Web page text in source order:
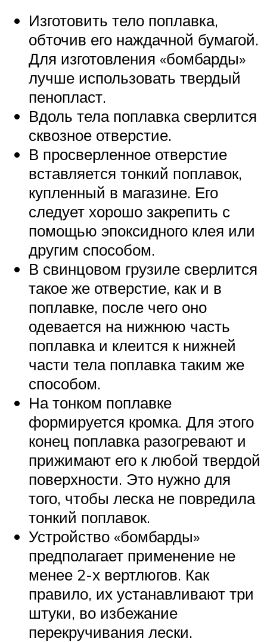
Изготовить тело поплавка,
обточив его наждачной бумагой.
Для изготовления «бомбарды»
лучше использовать твердый
пенопласт.
Вдоль тела поплавка сверлится
сквозное отверстие.
В просверленное отверстие
вставляется тонкий поплавок,
купленный в магазине. Его
следует хорошо закрепить с
помощью эпоксидного клея или
другим способом.
В свинцовом грузиле сверлится
такое же отверстие, как и в
поплавке, после чего оно
одевается на нижнюю часть
поплавка и клеится к нижней
части тела поплавка таким же
способом.
На тонком поплавке
формируется кромка. Для этого
конец поплавка разогревают и
прижимают его к любой твердой
поверхности. Это нужно для
того, чтобы леска не повредила
тонкий поплавок.
Устройство «бомбарды»
предполагает применение не
менее 2-х вертлюгов. Как
правило, их устанавливают три
штуки, во избежание
перекручивания лески.